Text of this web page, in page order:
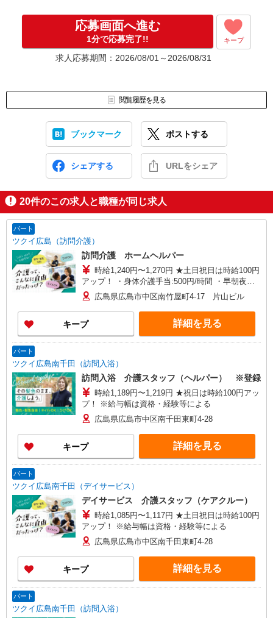
応募画面へ進む
1分で応募完了!! キープ
求人応募期間：2026/08/01～2026/08/31
閲覧履歴を見る
ブックマーク ポストする
シェアする URLをシェア
20件のこの求人と職種が同じ求人
パート
ツクイ広島（訪問介護）
訪問介護 ホームヘルパー
時給1,240円〜1,270円 ★土日祝日は時給100円
アップ！ ・身体介護手当:500円/時間 ・早朝夜間
深夜手当:300円/時間 （18:00〜翌07:59の時間
帯） ・ICT手当:2,000円/月 ・深夜割増は別途支給
・ケア→ケアの移動時間も賃金（時給）を支給 ・
特定事業所加算手当:60円/時間 ※給与幅は資格・
経験等による
広島県広島市中区南竹屋町4-17 片山ビル
キープ 詳細を見る
パート
ツクイ広島南千田（訪問入浴）
訪問入浴 介護スタッフ（ヘルパー） ※登録
時給1,189円〜1,219円 ★祝日は時給100円アッ
プ！ ※給与幅は資格・経験等による
広島県広島市中区南千田東町4-28
キープ 詳細を見る
パート
ツクイ広島南千田（デイサービス）
デイサービス 介護スタッフ（ケアクルー）
時給1,085円〜1,117円 ★土日祝日は時給100円
アップ！ ※給与幅は資格・経験等による
広島県広島市中区南千田東町4-28
キープ 詳細を見る
パート
ツクイ広島南千田（訪問入浴）